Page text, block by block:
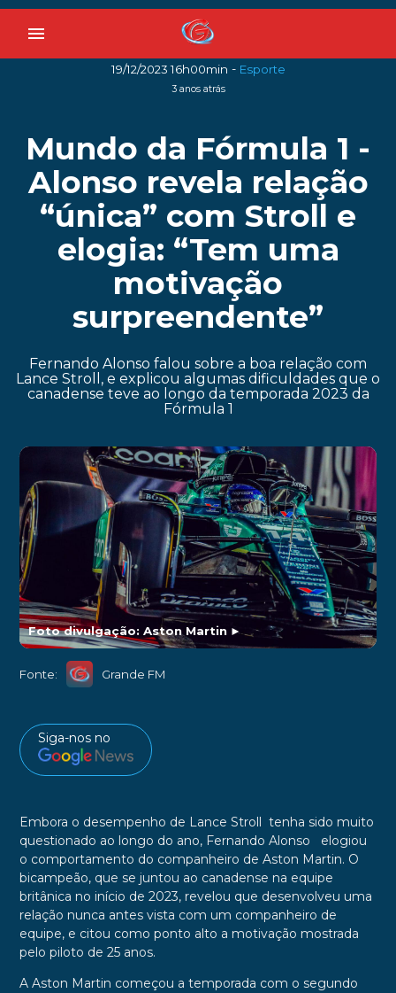
menu
19/12/2023 16h00min - Esporte
3 anos atrás
Mundo da Fórmula 1 -
Alonso revela relação
“única” com Stroll e
elogia: “Tem uma
motivação
surpreendente”
Fernando Alonso falou sobre a boa relação com
Lance Stroll, e explicou algumas dificuldades que o
canadense teve ao longo da temporada 2023 da
Fórmula 1
Foto divulgação: Aston Martin►
Fonte: Grande FM
Siga-nos no
Embora o desempenho de Lance Stroll tenha sido muito
questionado ao longo do ano, Fernando Alonso elogiou
o comportamento do companheiro de Aston Martin. O
bicampeão, que se juntou ao canadense na equipe
britânica no início de 2023, revelou que desenvolveu uma
relação nunca antes vista com um companheiro de
equipe, e citou como ponto alto a motivação mostrada
pelo piloto de 25 anos.
A Aston Martin começou a temporada com o segundo